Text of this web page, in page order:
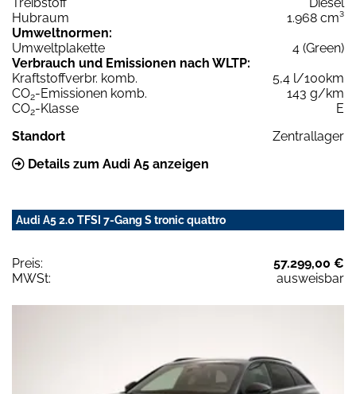
Hubraum
1.968 cm³
Umweltnormen:
Umweltplakette
4 (Green)
Verbrauch und Emissionen nach WLTP:
Kraftstoffverbr. komb.
5,4 l/100km
CO2-Emissionen komb.
143 g/km
CO2-Klasse
E
Standort
Zentrallager
Details zum Audi A5 anzeigen
Audi A5 2.0 TFSI 7-Gang S tronic quattro
Preis:
57.299,00 €
MWSt:
ausweisbar